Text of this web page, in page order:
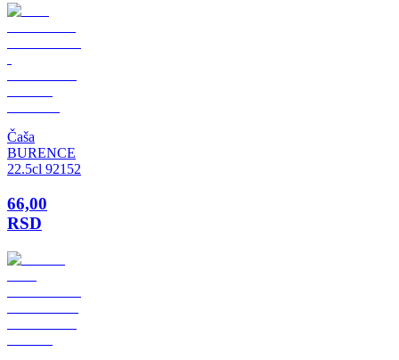
Čaša
BURENCE
22.5cl 92152
66,00
RSD